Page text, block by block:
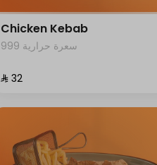
Chicken Kebab
999 سعرة حرارية
⁨⁦‪‬ 32⁩